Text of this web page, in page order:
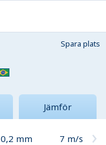
Spara plats
Jämför
0,2 mm 7 m/s